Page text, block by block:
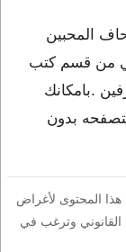
المحبين
من قسم كتب
.بامكانك
بدون
هذا المحتوى لأغراض
القانوني وترغب في